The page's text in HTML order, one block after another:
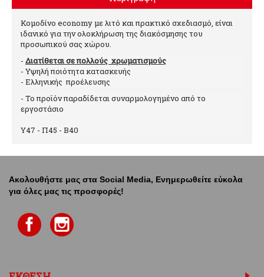
Κομοδίνο economy με λιτό και πρακτικό σχεδιασμό, είναι
ιδανικό για την ολοκλήρωση της διακόσμησης του
προσωπικού σας χώρου.
- Διατίθεται σε πολλούς χρωματισμούς
- Υψηλή ποιότητα κατασκευής
- Ελληνικής προέλευσης
- Το προϊόν παραδίδεται συναρμολογημένο από το
εργοστάσιο
Υ47 - Π45 - Β40
Ακολουθήστε μας στα Social Media, Ενημερωθείτε εύκολα
για όλες μας τις προσφορές!